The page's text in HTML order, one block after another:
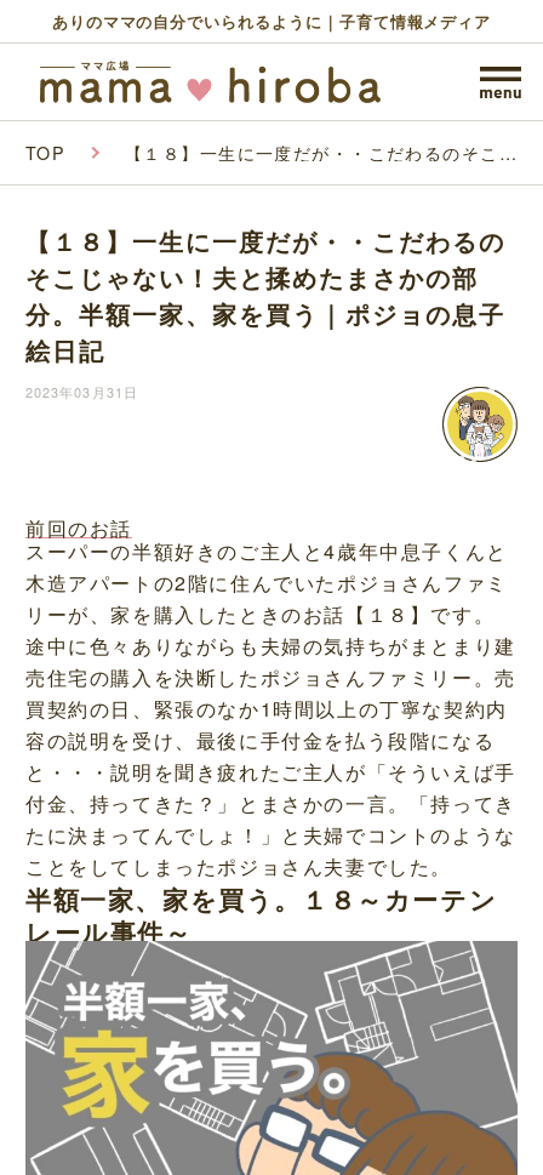
ありのママの自分でいられるように｜子育て情報メディア
TOP 【１８】一生に一度だが・・こだわるのそこじ
家を買う｜ポジョの息子絵日記
【１８】一生に一度だが・・こだわるの
そこじゃない！夫と揉めたまさかの部
分。半額一家、家を買う｜ポジョの息子
絵日記
2023年03月31日
前回のお話
スーパーの半額好きのご主人と4歳年中息子くんと
木造アパートの2階に住んでいたポジョさんファミ
リーが、家を購入したときのお話【１８】です。
途中に色々ありながらも夫婦の気持ちがまとまり建
売住宅の購入を決断したポジョさんファミリー。売
買契約の日、緊張のなか1時間以上の丁寧な契約内
容の説明を受け、最後に手付金を払う段階になる
と・・・説明を聞き疲れたご主人が「そういえば手
付金、持ってきた？」とまさかの一言。「持ってき
たに決まってんでしょ！」と夫婦でコントのような
ことをしてしまったポジョさん夫妻でした。
半額一家、家を買う。１８～カーテン
レール事件～